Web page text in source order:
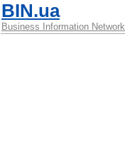
BIN.ua
Business Information Network